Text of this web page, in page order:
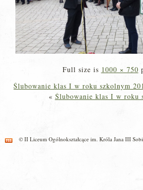
Full size is 1000 × 750
Ślubowanie klas I w roku szkolnym
« Ślubowanie klas I w roku
© II Liceum Ogólnokształcące im. Króla Jana III